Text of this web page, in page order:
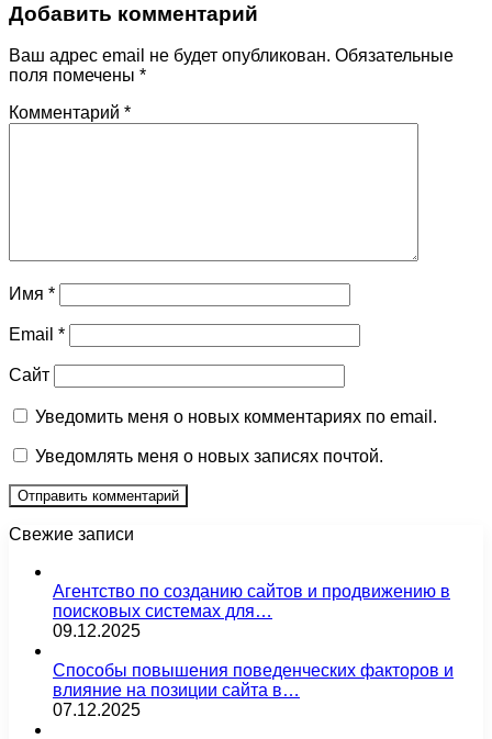
Добавить комментарий
Ваш адрес email не будет опубликован. Обязательные
поля помечены *
Комментарий *
Имя *
Email *
Сайт
Уведомить меня о новых комментариях по email.
Уведомлять меня о новых записях почтой.
Свежие записи
Агентство по созданию сайтов и продвижению в
поисковых системах для…
09.12.2025
Способы повышения поведенческих факторов и
влияние на позиции сайта в…
07.12.2025